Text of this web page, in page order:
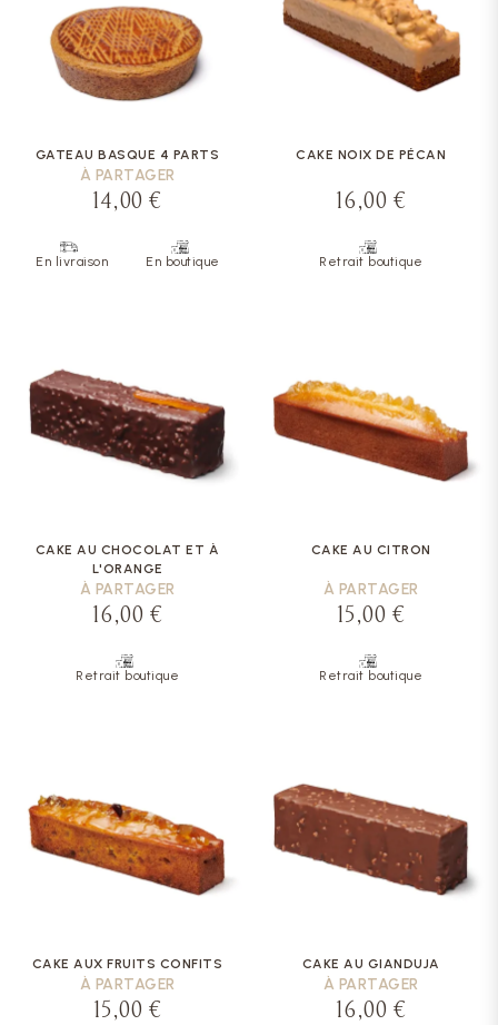
GATEAU BASQUE 4 PARTS
À PARTAGER
14,00 €
En livraison En boutique
CAKE NOIX DE PÉCAN
16,00 €
Retrait boutique
CAKE AU CHOCOLAT ET À
L'ORANGE
À PARTAGER
16,00 €
Retrait boutique
CAKE AU CITRON
À PARTAGER
15,00 €
Retrait boutique
CAKE AUX FRUITS CONFITS
À PARTAGER
15,00 €
CAKE AU GIANDUJA
À PARTAGER
16,00 €